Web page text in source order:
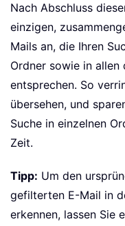
Nach Abschluss
einzigen,
Mails an, die Ihren
Ordner sowie in
entsprechen. So
übersehen, und
Suche in einzelnen
Zeit.
Tipp: Um den
gefilterten E-Mail in
erkennen, lassen Sie